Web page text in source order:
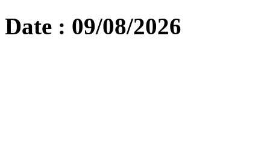
Date : 09/08/2026